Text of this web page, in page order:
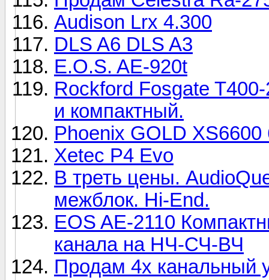
Audison Lrx 4.300
DLS A6 DLS A3
E.O.S. AE-920t
Rockford Fosgate
и компактный.
Phoenix GOLD XS6600
Xetec P4 Evo
В треть цены.
межблок. Hi-End.
EOS AE-2110
канала на НЧ-СЧ-ВЧ
Продам 4х канальный